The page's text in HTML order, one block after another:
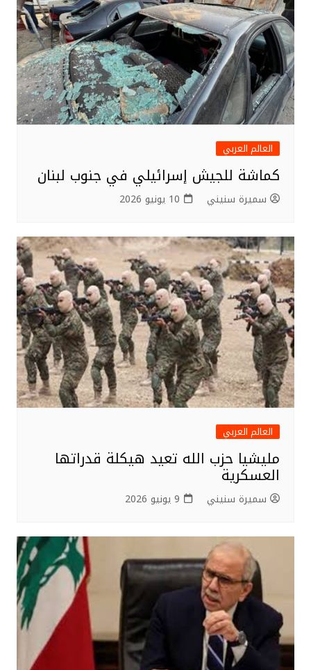
العالم العربي
كماشة للجيش إسرائيلي في جنوب لبنان
سميرة سنيني 10 يونيو 2026
العالم العربي
مليشيا حزب الله تعيد هيكلة قدراتها
العسكرية
سميرة سنيني 9 يونيو 2026